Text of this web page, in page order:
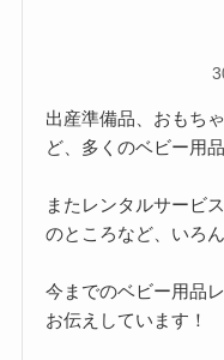
出産準備品、おもち
ど、多くのベビー用
またレンタルサービ
のところなど、いろ
今までのベビー用品
お伝えしています！